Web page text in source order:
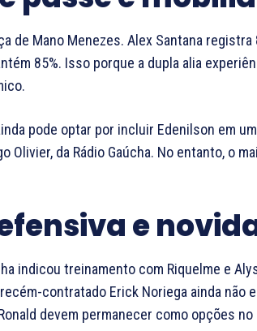
de Mano Menezes. Alex Santana
85%. Isso porque a dupla alia
pode optar por incluir Edenilson em
Olivier, da Rádio Gaúcha. No entanto, o
e
indicou treinamento com Riquelme e
contratado Erick Noriega ainda não
devem permanecer como opções no